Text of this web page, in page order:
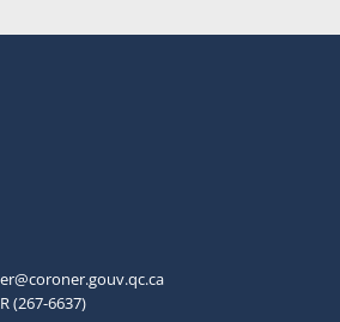
(267-6637)